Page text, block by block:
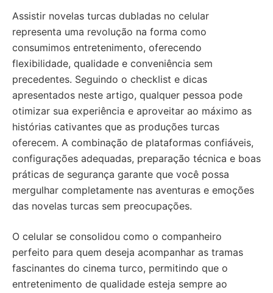
Assistir novelas turcas dubladas no celular
representa uma revolução na forma como
consumimos entretenimento, oferecendo
flexibilidade, qualidade e conveniência sem
precedentes. Seguindo o checklist e dicas
apresentados neste artigo, qualquer pessoa pode
otimizar sua experiência e aproveitar ao máximo as
histórias cativantes que as produções turcas
oferecem. A combinação de plataformas confiáveis,
configurações adequadas, preparação técnica e boas
práticas de segurança garante que você possa
mergulhar completamente nas aventuras e emoções
das novelas turcas sem preocupações.
O celular se consolidou como o companheiro
perfeito para quem deseja acompanhar as tramas
fascinantes do cinema turco, permitindo que o
entretenimento de qualidade esteja sempre ao